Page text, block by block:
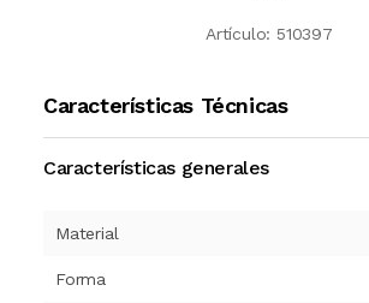
Artículo: 510397
Características Técnicas
Características generales
Material
Forma